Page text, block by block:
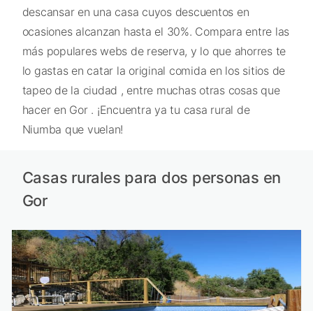
descansar en una casa cuyos descuentos en
ocasiones alcanzan hasta el 30%. Compara entre las
más populares webs de reserva, y lo que ahorres te
lo gastas en catar la original comida en los sitios de
tapeo de la ciudad , entre muchas otras cosas que
hacer en Gor . ¡Encuentra ya tu casa rural de
Niumba que vuelan!
Casas rurales para dos personas en
Gor